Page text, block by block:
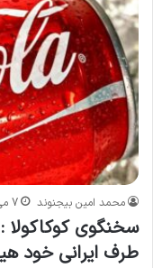
محمد امین بیجنوند 7 می 2024
سخنگوی کوکاکولا
طرف ایرانی خود